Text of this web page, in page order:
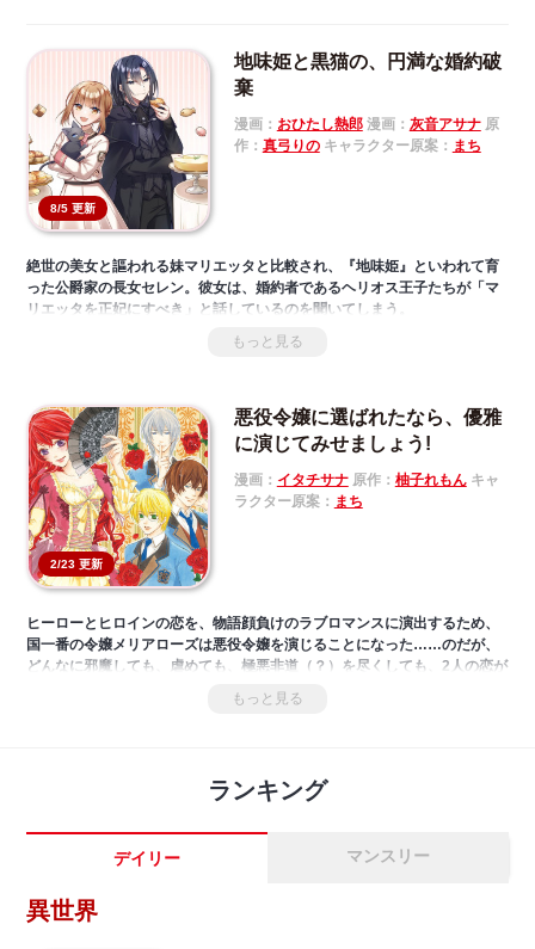
8/5 更新
地味姫と黒猫の、円満な婚約破
棄
漫画： おひたし熱郎漫画： 灰音アサナ原
作： 真弓りのキャラクター原案： まち
絶世の美女と謳われる妹マリエッタと比較され、『地味姫』といわれて育
った公爵家の長女セレン。彼女は、婚約者であるヘリオス王子たちが「マ
リエッタを正妃にすべき」と話しているのを聞いてしまう。
「ヘリオス様に幸せになってもらうため、誰にも迷惑をかけずに婚約破棄
な婚約解消を目指すことに…。
もっと見る
2/23 更新
悪役令嬢に選ばれたなら、優雅
に演じてみせましょう!
漫画： イタチサナ原作： 柚子れもんキャ
ラクター原案： まち
ヒーローとヒロインの恋を、物語顔負けのラブロマンスに演出するため、
国一番の令嬢メリアローズは悪役令嬢を演じることになった……のだが、
どんなに邪魔しても、虐めても、極悪非道（？）を尽くしても、2人の恋が
進展することはなくて――！？‎‎「小説家になろう」の大人気爆笑ラブコメ
もっと見る
ランキング
デイリー マンスリー
異世界